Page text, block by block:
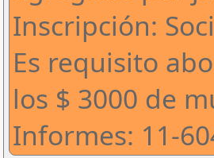
Inscripción:
Es requisito
los $ 3000 de
Informes: 11-